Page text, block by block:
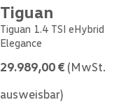
Tiguan
Tiguan 1.4 TSI eHybrid
Elegance
29.989,00 € (MwSt.
ausweisbar)